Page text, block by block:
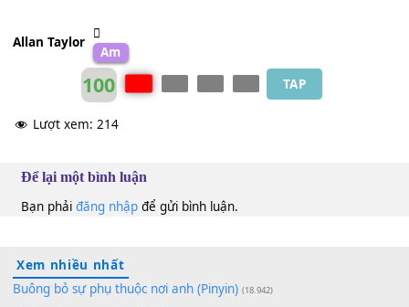
One life is [Am] short, one cannot
One must de-[Am]part, one fades a-[Em]way
One runs the[F]course[Dm]one tries in[C]vain
One shows re-[F]
Allan Taylor
Am
100
Lượt xem: 214